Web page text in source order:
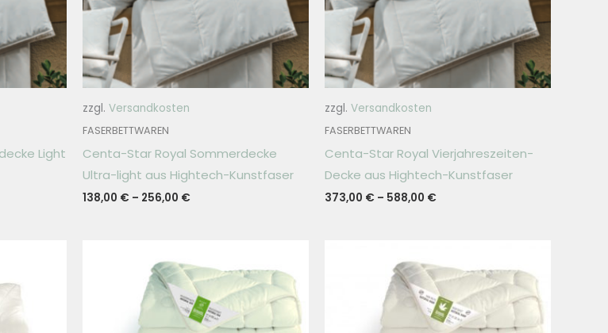
Light
zzgl. Versandkosten
FASERBETTWAREN
Centa-Star Royal Sommerdecke
Ultra-light aus Hightech-Kunstfaser
138,00 € – 256,00 €
zzgl. Versandkosten
FASERBETTWAREN
Centa-Star Royal Vierjahreszeiten-
Decke aus Hightech-Kunstfaser
373,00 € – 588,00 €